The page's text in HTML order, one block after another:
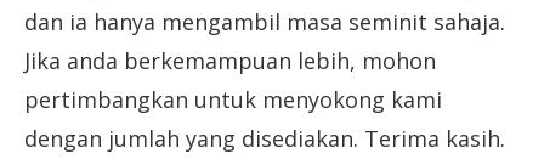
dan ia hanya mengambil masa seminit sahaja.
Jika anda berkemampuan lebih, mohon
pertimbangkan untuk menyokong kami
dengan jumlah yang disediakan. Terima kasih.